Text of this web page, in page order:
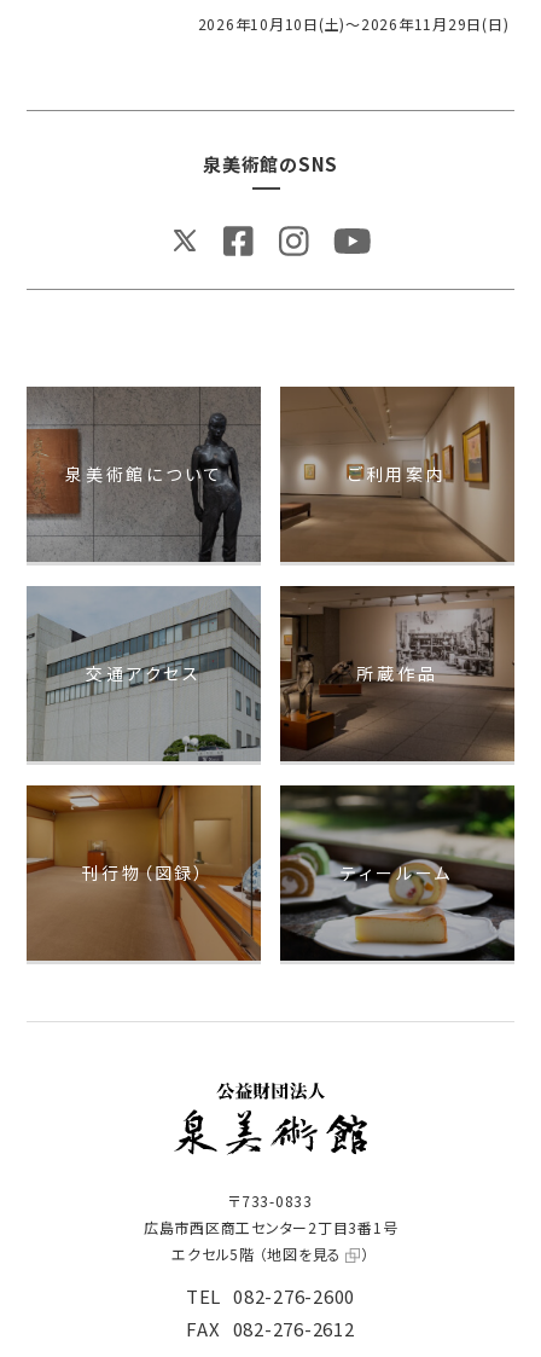
2026年10月10日(土)～2026年11月29日(日)
泉美術館のSNS
泉美術館について ご利用案内
交通アクセス 所蔵作品
刊行物（図録） ティールーム
〒733-0833
広島市西区商工センター2丁目3番1号
エクセル5階 （地図を見る ）
TEL 082-276-2600
FAX 082-276-2612